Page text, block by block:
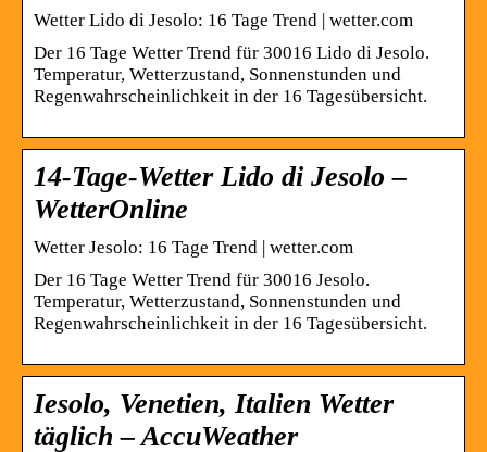
Wetter Lido di Jesolo: 16 Tage Trend | wetter.com
Der 16 Tage Wetter Trend für 30016 Lido di Jesolo.
Temperatur, Wetterzustand, Sonnenstunden und
Regenwahrscheinlichkeit in der 16 Tagesübersicht.
14-Tage-Wetter Lido di Jesolo –
WetterOnline
Wetter Jesolo: 16 Tage Trend | wetter.com
Der 16 Tage Wetter Trend für 30016 Jesolo.
Temperatur, Wetterzustand, Sonnenstunden und
Regenwahrscheinlichkeit in der 16 Tagesübersicht.
Iesolo, Venetien, Italien Wetter
täglich – AccuWeather